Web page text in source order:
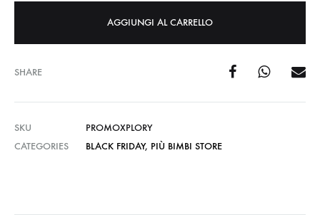
AGGIUNGI AL CARRELLO
SHARE
SKU
PROMOXPLORY
CATEGORIES
BLACK FRIDAY, PIÙ BIMBI STORE